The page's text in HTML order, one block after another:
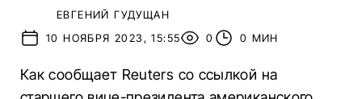
ЕВГЕНИЙ ГУДУЩАН
10 НОЯБРЯ 2023, 15:55
0 0 МИН
Как сообщает Reuters со ссылкой на